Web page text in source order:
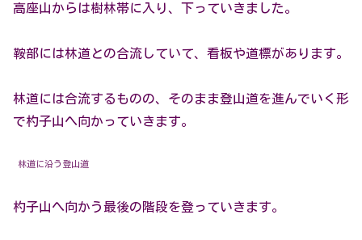
高座山からは樹林帯に入り、下っていきました。
鞍部には林道との合流していて、看板や道標があります。
林道には合流するものの、そのまま登山道を進んでいく形
で杓子山へ向かっていきます。
林道に沿う登山道
杓子山へ向かう最後の階段を登っていきます。